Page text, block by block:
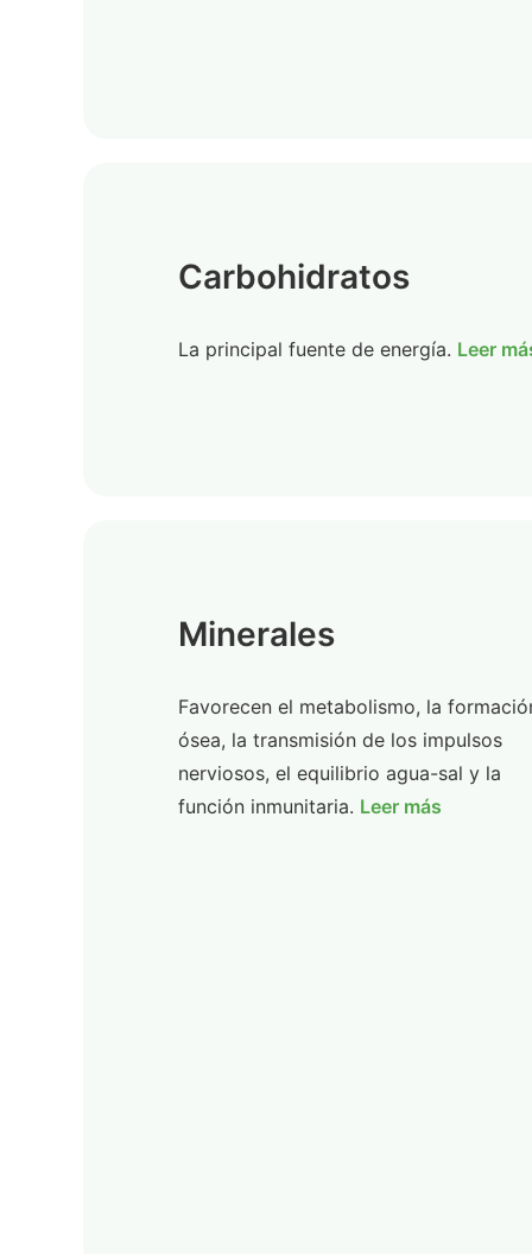
Carbohidratos
La principal fuente de energía. Leer
Minerales
Favorecen el metabolismo, la
ósea, la transmisión de los impulsos
nerviosos, el equilibrio agua-sal y la
función inmunitaria. Leer más